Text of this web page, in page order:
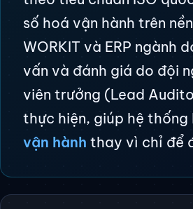
iSYSTEM Vietnamlà
đào tạo và đánh giá hệ
theo tiêu chuẩn ISO
số hoá vận hành trên
WORKIT và ERP ngành
vấn và đánh giá do đội
viên trưởng (Lead
vận hànhthay vì chỉ để